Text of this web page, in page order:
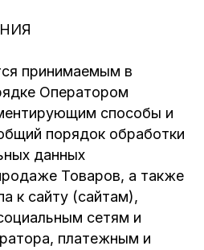
принимаемым в
Оператором
способы и
порядок обработки
данных
Товаров, а также
к сайту (сайтам),
сетям и
платежным и